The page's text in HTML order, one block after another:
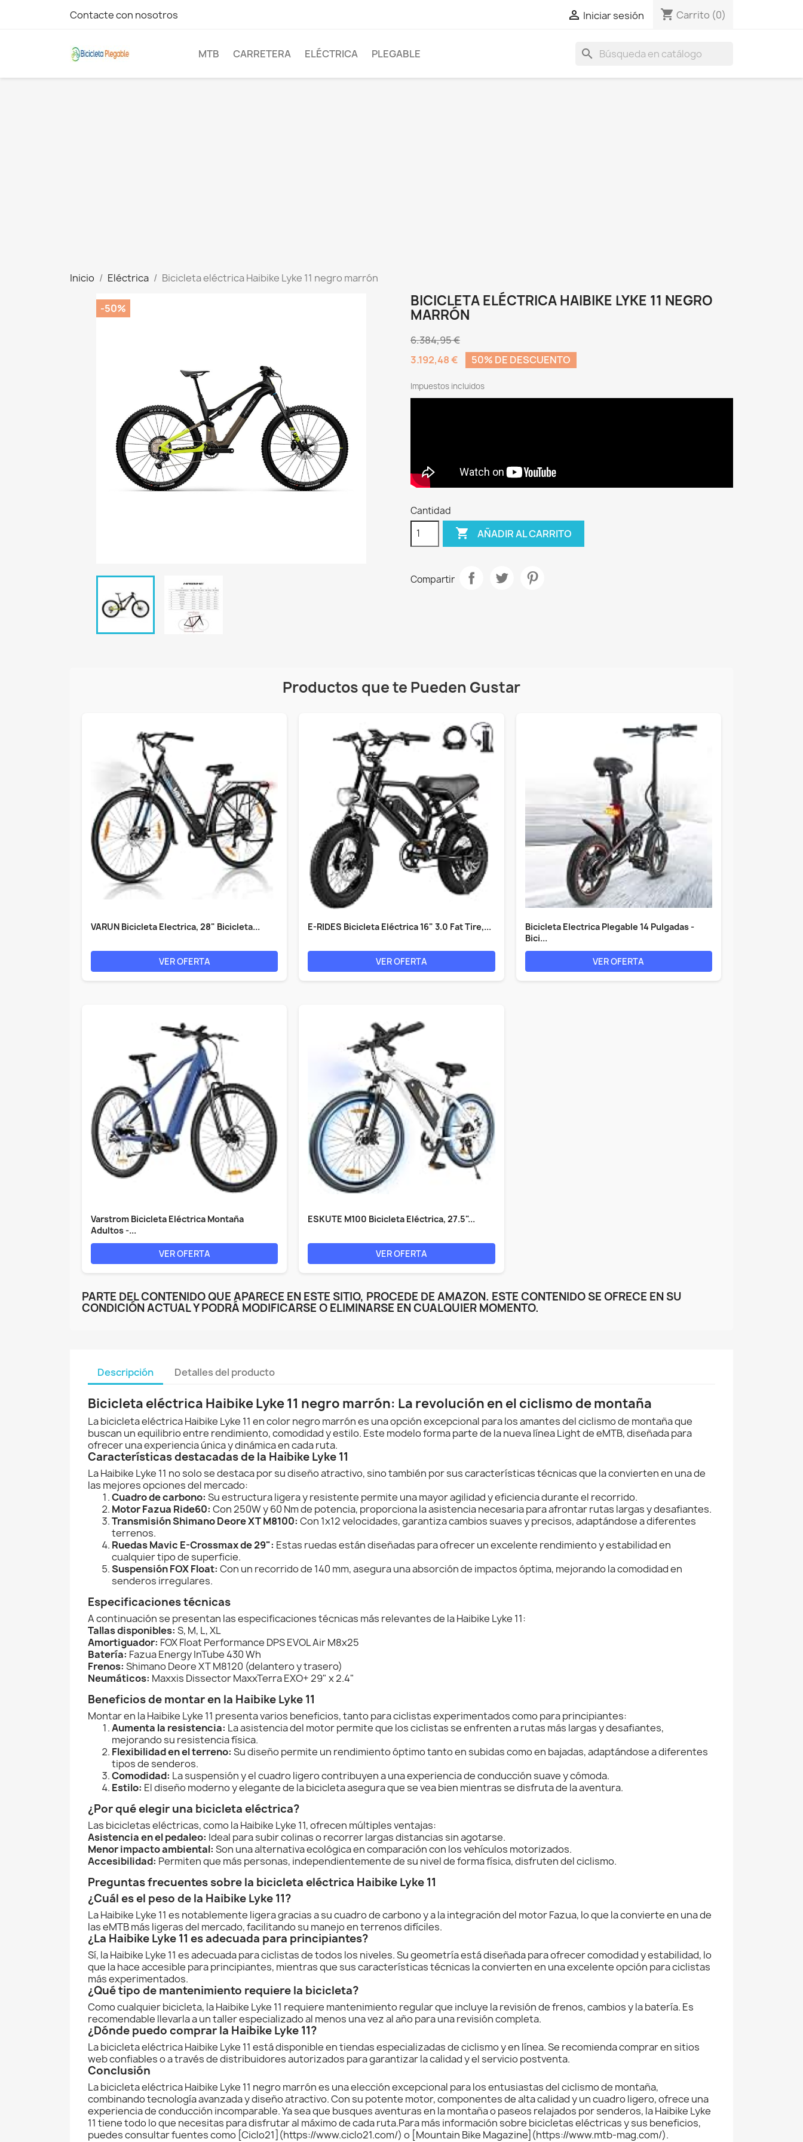
Contacte con nosotros  Iniciar sesión shopping_cart Carrito (0)
MTB CARRETERA ELÉCTRICA PLEGABLE search
Inicio Eléctrica Bicicleta eléctrica Haibike Lyke 11 negro marrón
-50%
BICICLETA ELÉCTRICA HAIBIKE LYKE 11 NEGRO
MARRÓN
6.384,95 €
3.192,48 €
50% DE DESCUENTO
Impuestos incluidos
Cantidad
 AÑADIR AL CARRITO
Compartir
Productos que te Pueden Gustar
VARUN Bicicleta Electrica, 28" Bicicleta...
VER OFERTA
E-RIDES Bicicleta Eléctrica 16" 3.0 Fat Tire,...
VER OFERTA
Bicicleta Electrica Plegable 14 Pulgadas -
Bici...
VER OFERTA
Varstrom Bicicleta Eléctrica Montaña
Adultos -...
VER OFERTA
ESKUTE M100 Bicicleta Eléctrica, 27.5"...
VER OFERTA
PARTE DEL CONTENIDO QUE APARECE EN ESTE SITIO, PROCEDE DE AMAZON. ESTE CONTENIDO SE OFRECE EN SU
CONDICIÓN ACTUAL Y PODRÁ MODIFICARSE O ELIMINARSE EN CUALQUIER MOMENTO.
Descripción Detalles del producto
Bicicleta eléctrica Haibike Lyke 11 negro marrón: La revolución en el ciclismo de montaña
La bicicleta eléctrica Haibike Lyke 11 en color negro marrón es una opción excepcional para los amantes del ciclismo de montaña que
buscan un equilibrio entre rendimiento, comodidad y estilo. Este modelo forma parte de la nueva línea Light de eMTB, diseñada para
ofrecer una experiencia única y dinámica en cada ruta.
Características destacadas de la Haibike Lyke 11
La Haibike Lyke 11 no solo se destaca por su diseño atractivo, sino también por sus características técnicas que la convierten en una de
las mejores opciones del mercado:
Cuadro de carbono: Su estructura ligera y resistente permite una mayor agilidad y eficiencia durante el recorrido.
Motor Fazua Ride60: Con 250W y 60 Nm de potencia, proporciona la asistencia necesaria para afrontar rutas largas y desafiantes.
Transmisión Shimano Deore XT M8100: Con 1x12 velocidades, garantiza cambios suaves y precisos, adaptándose a diferentes
terrenos.
Ruedas Mavic E-Crossmax de 29": Estas ruedas están diseñadas para ofrecer un excelente rendimiento y estabilidad en
cualquier tipo de superficie.
Suspensión FOX Float: Con un recorrido de 140 mm, asegura una absorción de impactos óptima, mejorando la comodidad en
senderos irregulares.
Especificaciones técnicas
A continuación se presentan las especificaciones técnicas más relevantes de la Haibike Lyke 11:
Tallas disponibles: S, M, L, XL
Amortiguador: FOX Float Performance DPS EVOL Air M8x25
Batería: Fazua Energy InTube 430 Wh
Frenos: Shimano Deore XT M8120 (delantero y trasero)
Neumáticos: Maxxis Dissector MaxxTerra EXO+ 29" x 2.4"
Beneficios de montar en la Haibike Lyke 11
Montar en la Haibike Lyke 11 presenta varios beneficios, tanto para ciclistas experimentados como para principiantes:
Aumenta la resistencia: La asistencia del motor permite que los ciclistas se enfrenten a rutas más largas y desafiantes,
mejorando su resistencia física.
Flexibilidad en el terreno: Su diseño permite un rendimiento óptimo tanto en subidas como en bajadas, adaptándose a diferentes
tipos de senderos.
Comodidad: La suspensión y el cuadro ligero contribuyen a una experiencia de conducción suave y cómoda.
Estilo: El diseño moderno y elegante de la bicicleta asegura que se vea bien mientras se disfruta de la aventura.
¿Por qué elegir una bicicleta eléctrica?
Las bicicletas eléctricas, como la Haibike Lyke 11, ofrecen múltiples ventajas:
Asistencia en el pedaleo: Ideal para subir colinas o recorrer largas distancias sin agotarse.
Menor impacto ambiental: Son una alternativa ecológica en comparación con los vehículos motorizados.
Accesibilidad: Permiten que más personas, independientemente de su nivel de forma física, disfruten del ciclismo.
Preguntas frecuentes sobre la bicicleta eléctrica Haibike Lyke 11
¿Cuál es el peso de la Haibike Lyke 11?
La Haibike Lyke 11 es notablemente ligera gracias a su cuadro de carbono y a la integración del motor Fazua, lo que la convierte en una de
las eMTB más ligeras del mercado, facilitando su manejo en terrenos difíciles.
¿La Haibike Lyke 11 es adecuada para principiantes?
Sí, la Haibike Lyke 11 es adecuada para ciclistas de todos los niveles. Su geometría está diseñada para ofrecer comodidad y estabilidad, lo
que la hace accesible para principiantes, mientras que sus características técnicas la convierten en una excelente opción para ciclistas
más experimentados.
¿Qué tipo de mantenimiento requiere la bicicleta?
Como cualquier bicicleta, la Haibike Lyke 11 requiere mantenimiento regular que incluye la revisión de frenos, cambios y la batería. Es
recomendable llevarla a un taller especializado al menos una vez al año para una revisión completa.
¿Dónde puedo comprar la Haibike Lyke 11?
La bicicleta eléctrica Haibike Lyke 11 está disponible en tiendas especializadas de ciclismo y en línea. Se recomienda comprar en sitios
web confiables o a través de distribuidores autorizados para garantizar la calidad y el servicio postventa.
Conclusión
La bicicleta eléctrica Haibike Lyke 11 negro marrón es una elección excepcional para los entusiastas del ciclismo de montaña,
combinando tecnología avanzada y diseño atractivo. Con su potente motor, componentes de alta calidad y un cuadro ligero, ofrece una
experiencia de conducción incomparable. Ya sea que busques aventuras en la montaña o paseos relajados por senderos, la Haibike Lyke
11 tiene todo lo que necesitas para disfrutar al máximo de cada ruta.Para más información sobre bicicletas eléctricas y sus beneficios,
puedes consultar fuentes como [Ciclo21](https://www.ciclo21.com/) o [Mountain Bike Magazine](https://www.mtb-mag.com/).